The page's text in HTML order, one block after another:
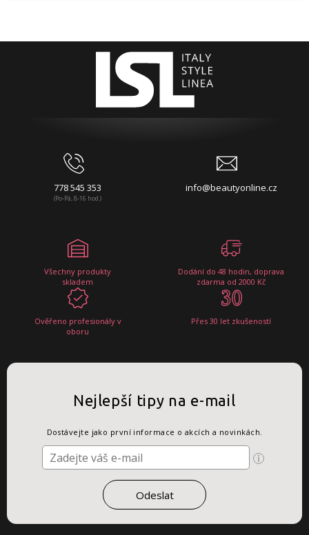
778 545 353
(Po-Pá, 8-16 hod.)
info@beautyonline.cz
Všechny produkty
skladem
Dodání do 48 hodin, doprava
zdarma od 2000 Kč
Ověřeno profesionály v
oboru
Přes 30 let zkušeností
Nejlepší tipy na e-mail
Dostávejte jako první informace o akcích a novinkách.